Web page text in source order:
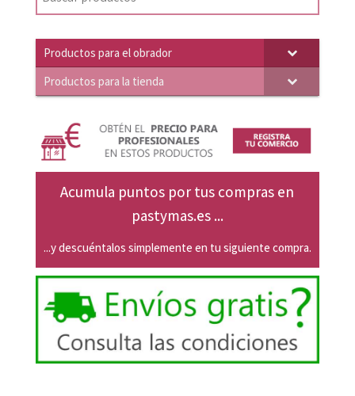
Productos para el obrador
Productos para la tienda
Acumula puntos por tus compras en
pastymas.es ...
...y descuéntalos simplemente en tu siguiente compra.